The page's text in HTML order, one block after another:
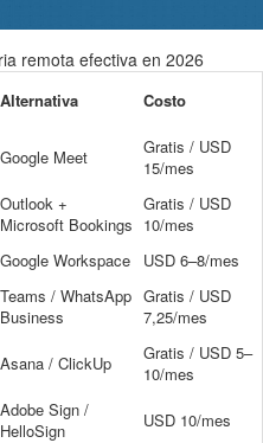
remota efectiva en 2026
Alternativa Costo
Google Meet
Gratis / USD
15/mes
Outlook +
Microsoft Bookings
Gratis / USD
10/mes
Google Workspace USD 6–8/mes
Teams / WhatsApp
Business
Gratis / USD
7,25/mes
Asana / ClickUp
Gratis / USD 5–
10/mes
Adobe Sign /
HelloSign
USD 10/mes